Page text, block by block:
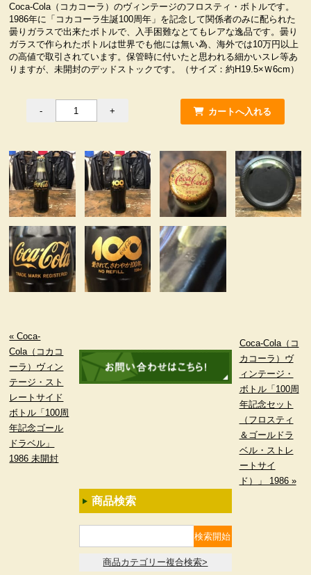
Coca-Cola（コカコーラ）のヴィンテージのフロスティ・ボトルです。
1986年に「コカコーラ生誕100周年」を記念して関係者のみに配られた
曇りガラスで出来たボトルで、入手困難なとてもレアな逸品です。曇り
ガラスで作られたボトルは世界でも他には無い為、海外では10万円以上
の高値で取引されています。保管時に付いたと思われる細かいスレ等あ
りますが、未開封のデッドストックです。（サイズ：約H19.5×Ｗ6cm）
« Coca-
Cola（コカコ
ーラ）ヴィン
テージ・スト
レートサイド
ボトル「100周
年記念ゴール
ドラベル」
1986 未開封
Coca-Cola（コ
カコーラ）ヴ
ィンテージ・
ボトル「100周
年記念セット
（フロスティ
＆ゴールドラ
ベル・ストレ
ートサイ
ド）」 1986 »
商品検索
商品カテゴリー複合検索>